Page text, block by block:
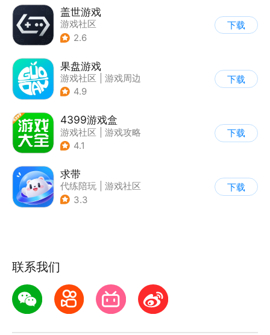
盖世游戏
游戏社区
2.6
下载
果盘游戏
游戏社区
游戏周边
4.9
下载
4399游戏盒
游戏社区
游戏攻略
4.1
下载
求带
代练陪玩
游戏社区
| 兴趣社区
3.3
下载
联系我们